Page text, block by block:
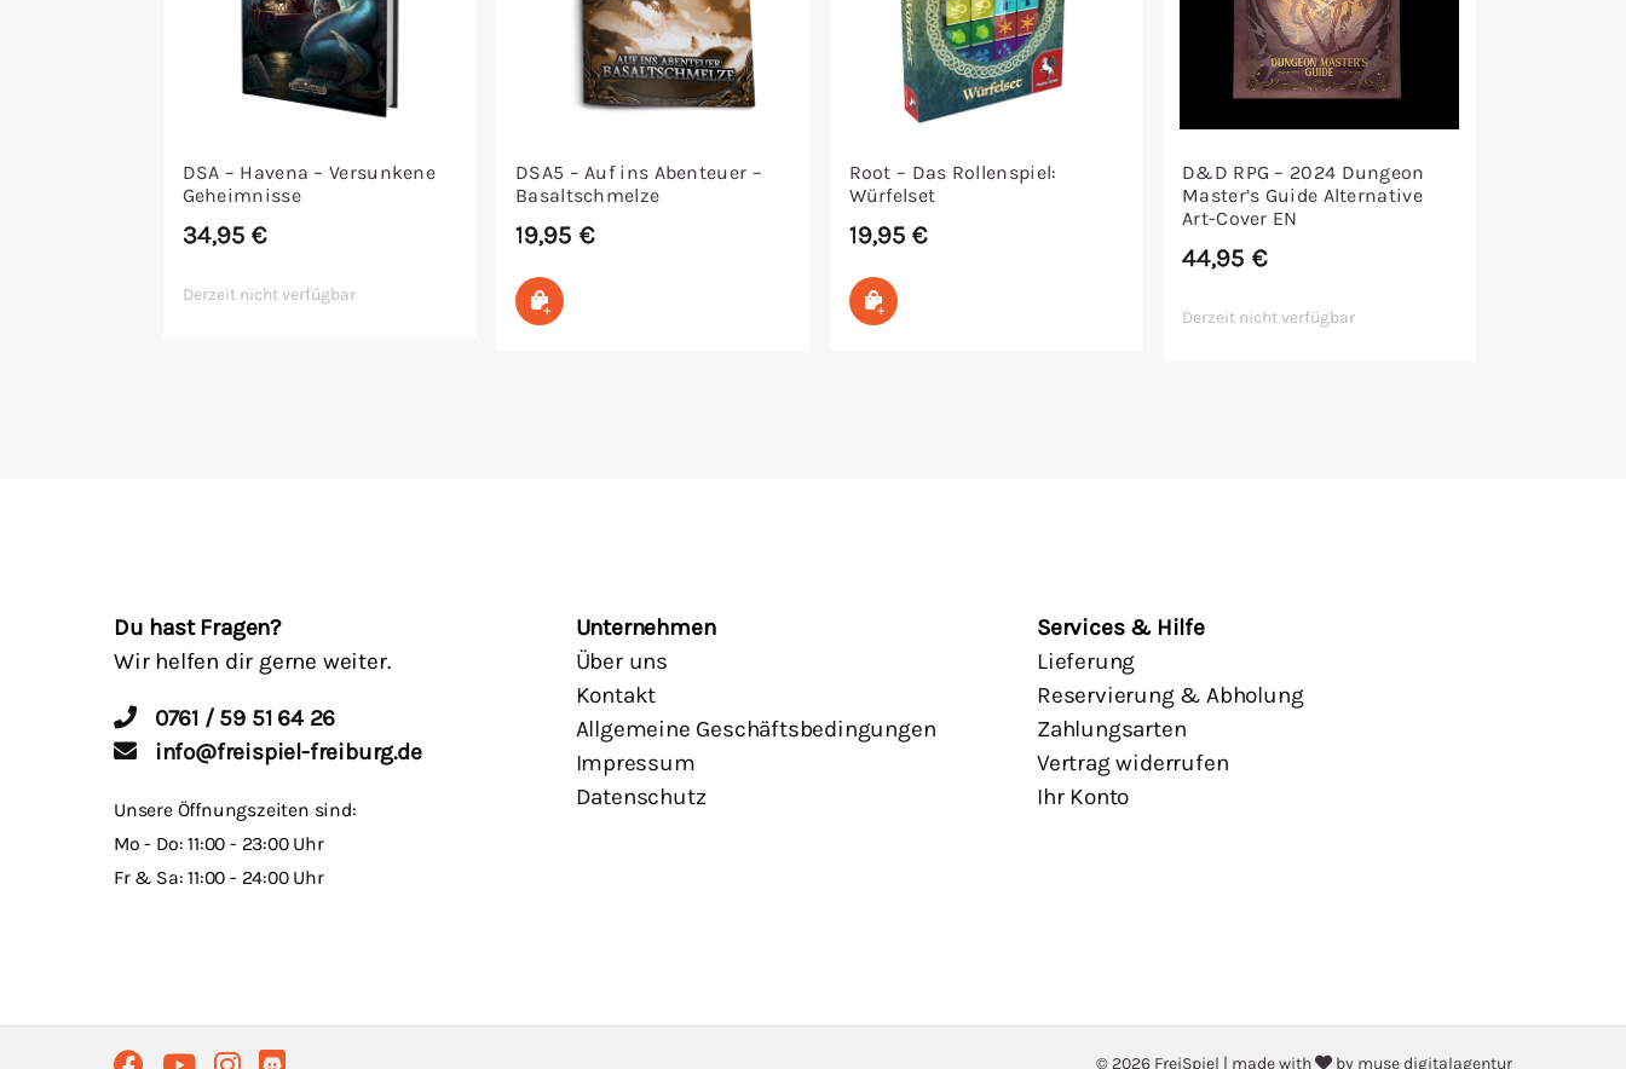
DSA – Havena – Versunkene
Geheimnisse
34,95€
Derzeit nicht verfügbar
DSA5 – Auf ins Abenteuer –
Basaltschmelze
19,95 €
In den Warenkorb
Root – Das Rollenspiel:
Würfelset
19,95€
In den Warenkorb
D&D RPG – 2024 Dungeon
Master’s Guide Alternative
Art-Cover EN
44,95 €
Derzeit nicht verfügbar
Du hast Fragen?
Wir helfen dir gerne weiter.
0761 / 59 51 64 26
info@freispiel-freiburg.de
Unsere Öffnungszeiten sind:
Mo - Do: 11:00 - 23:00 Uhr
Fr & Sa: 11:00 - 24:00 Uhr
Unternehmen
Über uns
Kontakt
Allgemeine Geschäftsbedingungen
Impressum
Datenschutz
Services & Hilfe
Lieferung
Reservierung & Abholung
Zahlungsarten
Vertrag widerrufen
Ihr Konto
© 2026 FreiSpiel | made with by muse digitalagentur